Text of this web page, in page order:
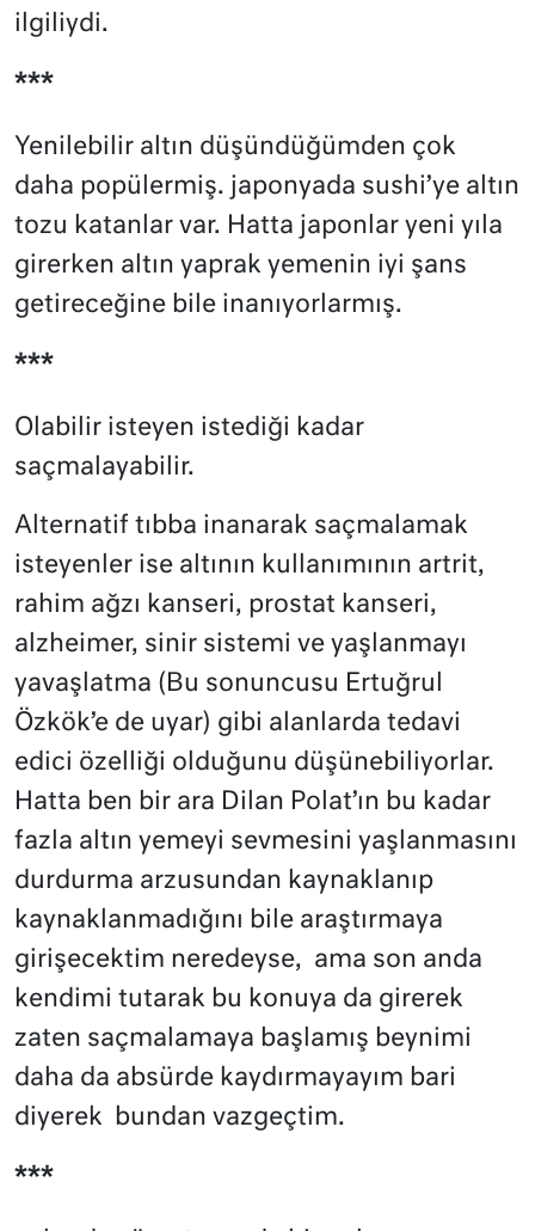
ilgiliydi.
***
Yenilebilir altın düşündüğümden çok
daha popülermiş. japonyada sushi’ye altın
tozu katanlar var. Hatta japonlar yeni yıla
girerken altın yaprak yemenin iyi şans
getireceğine bile inanıyorlarmış.
***
Olabilir isteyen istediği kadar
saçmalayabilir.
Alternatif tıbba inanarak saçmalamak
isteyenler ise altının kullanımının artrit,
rahim ağzı kanseri, prostat kanseri,
alzheimer, sinir sistemi ve yaşlanmayı
yavaşlatma (Bu sonuncusu Ertuğrul
Özkök’e de uyar) gibi alanlarda tedavi
edici özelliği olduğunu düşünebiliyorlar.
Hatta ben bir ara Dilan Polat’ın bu kadar
fazla altın yemeyi sevmesini yaşlanmasını
durdurma arzusundan kaynaklanıp
kaynaklanmadığını bile araştırmaya
girişecektim neredeyse, ama son anda
kendimi tutarak bu konuya da girerek
zaten saçmalamaya başlamış beynimi
daha da absürde kaydırmayayım bari
diyerek bundan vazgeçtim.
***